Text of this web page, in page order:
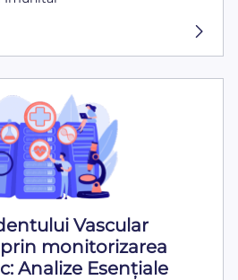
Vascular
prin monitorizarea
Analize Esențiale